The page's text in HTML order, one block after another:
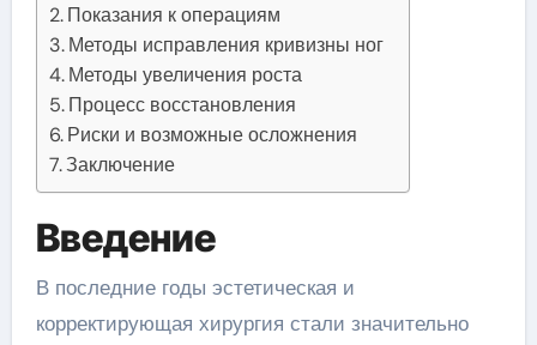
Показания к операциям
Методы исправления кривизны ног
Методы увеличения роста
Процесс восстановления
Риски и возможные осложнения
Заключение
Введение
В последние годы эстетическая и
корректирующая хирургия стали значительно